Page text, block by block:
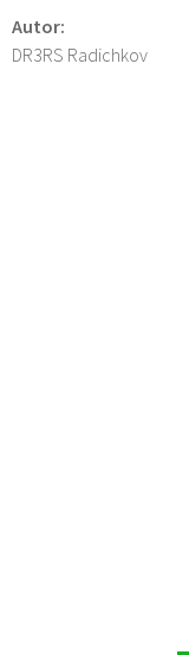
Autor:
DR3RS Radichkov